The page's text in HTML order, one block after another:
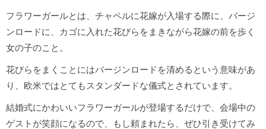
フラワーガールとは、チャペルに花嫁が入場する際に、バージ
ンロードに、カゴに入れた花びらをまきながら花嫁の前を歩く
女の子のこと。
花びらをまくことにはバージンロードを清めるという意味があ
り、欧米ではとてもスタンダードな儀式とされています。
結婚式にかわいいフラワーガールが登場するだけで、会場中の
ゲストが笑顔になるので、もし頼まれたら、ぜひ引き受けてみ